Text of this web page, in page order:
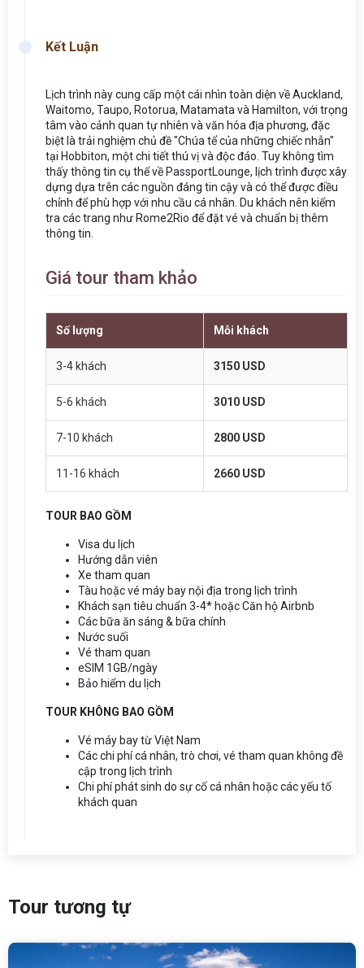
Kết Luận
Lịch trình này cung cấp một cái nhìn toàn diện về Auckland,
Waitomo, Taupo, Rotorua, Matamata và Hamilton, với trọng
tâm vào cảnh quan tự nhiên và văn hóa địa phương, đặc
biệt là trải nghiệm chủ đề "Chúa tể của những chiếc nhẫn"
tại Hobbiton, một chi tiết thú vị và độc đáo. Tuy không tìm
thấy thông tin cụ thể về PassportLounge, lịch trình được xây
dựng dựa trên các nguồn đáng tin cậy và có thể được điều
chỉnh để phù hợp với nhu cầu cá nhân. Du khách nên kiểm
tra các trang như Rome2Rio để đặt vé và chuẩn bị thêm
thông tin.
Giá tour tham khảo
Số lượng Mỗi khách
3-4 khách 3150 USD
5-6 khách 3010 USD
7-10 khách 2800 USD
11-16 khách 2660 USD
TOUR BAO GỒM
Visa du lịch
Hướng dẫn viên
Xe tham quan
Tàu hoặc vé máy bay nội địa trong lịch trình
Khách sạn tiêu chuẩn 3-4* hoặc Căn hộ Airbnb
Các bữa ăn sáng & bữa chính
Nước suối
Vé tham quan
eSIM 1GB/ngày
Bảo hiểm du lịch
TOUR KHÔNG BAO GỒM
Vé máy bay từ Việt Nam
Các chi phí cá nhân, trò chơi, vé tham quan không đề
cập trong lịch trình
Chi phí phát sinh do sự cố cá nhân hoặc các yếu tố
khách quan
Tour tương tự